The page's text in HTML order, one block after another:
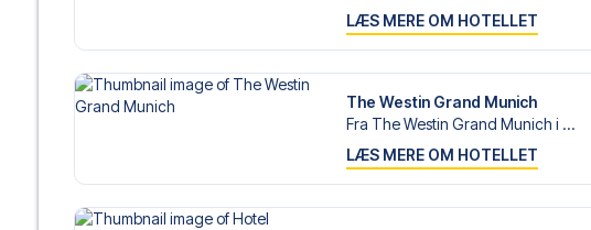
LÆS MERE OM HOTELLET
The Westin Grand Munich
Fra The Westin Grand Munich i ...
LÆS MERE OM HOTELLET